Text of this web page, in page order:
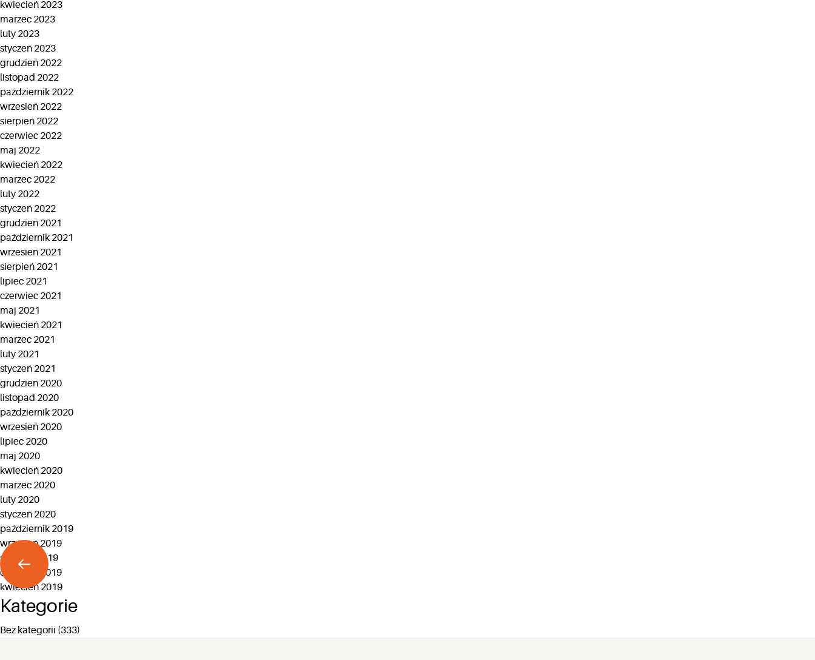
kwiecień 2023
marzec 2023
luty 2023
styczeń 2023
grudzień 2022
listopad 2022
październik 2022
wrzesień 2022
sierpień 2022
czerwiec 2022
maj 2022
kwiecień 2022
marzec 2022
luty 2022
styczeń 2022
grudzień 2021
październik 2021
wrzesień 2021
sierpień 2021
lipiec 2021
czerwiec 2021
maj 2021
kwiecień 2021
marzec 2021
luty 2021
styczeń 2021
grudzień 2020
listopad 2020
październik 2020
wrzesień 2020
lipiec 2020
maj 2020
kwiecień 2020
marzec 2020
luty 2020
styczeń 2020
październik 2019
wrzesień 2019
sierpień 2019
czerwiec 2019
kwiecień 2019
Kategorie
Bez kategorii (333)